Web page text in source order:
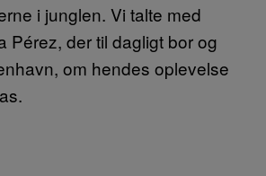
i junglen. Vi talte med
Pérez, der til dagligt bor og
om hendes oplevelse